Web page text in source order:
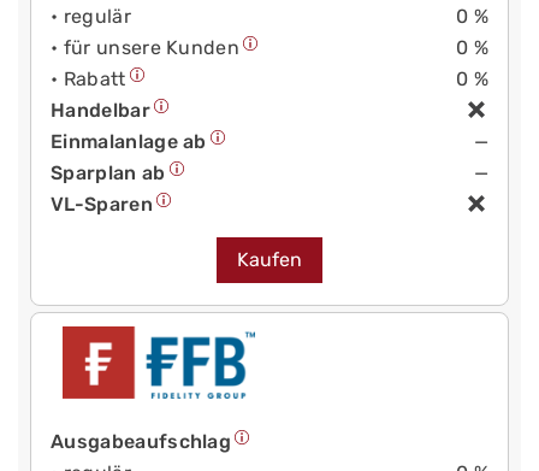
• regulär
0 %
• für unsere Kunden
0 %
• Rabatt
0 %
Handelbar
Einmalanlage ab
—
Sparplan ab
—
VL-Sparen
Kaufen
Ausgabeaufschlag